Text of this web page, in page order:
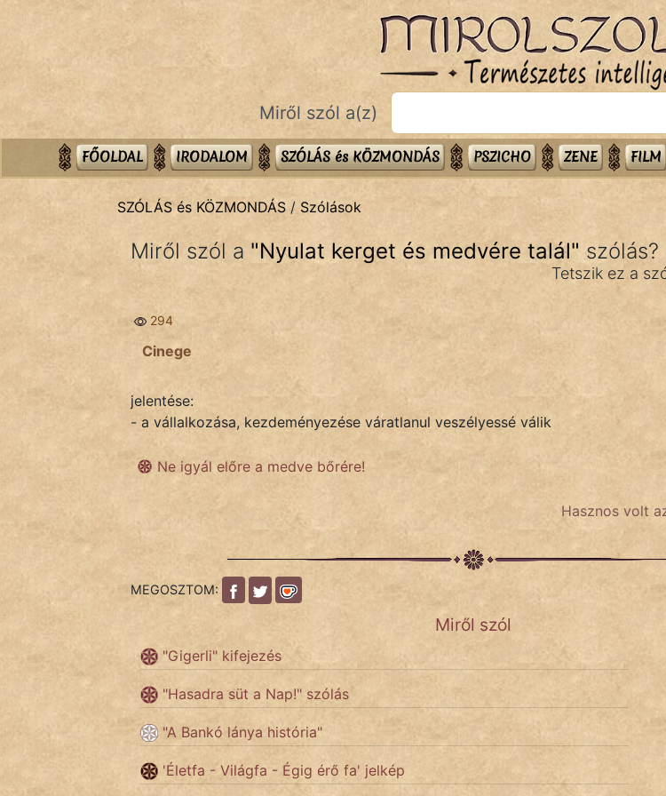
Bibliai
Közmondások
Szóláscsoportok
KÖZMONDÁS
FILM
Miről szól a(z)
FŐOLDAL IRODALOM SZÓLÁS és KÖZMONDÁS PSZICHO ZENE FILM
SZÓLÁS és KÖZMONDÁS / Szólások
Miről szól a "Nyulat kerget és medvére talál" szólás?
Tetszik ez a
294
Cinege
jelentése:
- a vállalkozása, kezdeményezése váratlanul veszélyessé válik
Ne igyál előre a medve bőrére!
Hasznos volt
MEGOSZTOM:
Miről szól
"Gigerli" kifejezés
"Hasadra süt a Nap!" szólás
"A Bankó lánya história"
'Életfa - Világfa - Égig érő fa' jelkép